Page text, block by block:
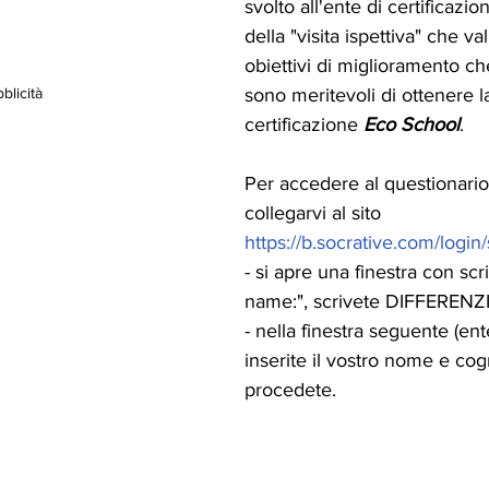
svolto all'ente di
della "visita ispettiva" che
obiettivi di miglioramento
sono meritevoli di ottenere
certificazione Eco School.
Per accedere al
collegarvi al sito
https://b.socrative.com/
- si apre una finestra con
name:", scrivete
- nella finestra seguente
inserite il vostro nome e
procedete.